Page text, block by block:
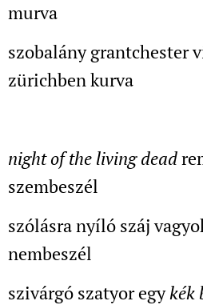
murva
szobalány grantchester
zürichben kurva
night of the living dead
szembeszél
szólásra nyíló száj
nembeszél
szivárgó szatyor egykék